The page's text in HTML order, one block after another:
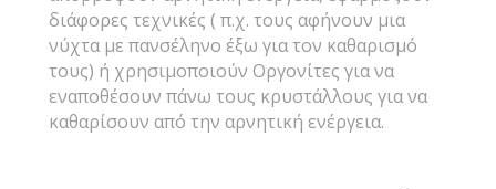
διάφορες τεχνικές ( π.χ. τους αφήνουν μια
νύχτα με πανσέληνο έξω για τον καθαρισμό
τους) ή χρησιμοποιούν Οργονίτες για να
εναποθέσουν πάνω τους κρυστάλλους για να
καθαρίσουν από την αρνητική ενέργεια.